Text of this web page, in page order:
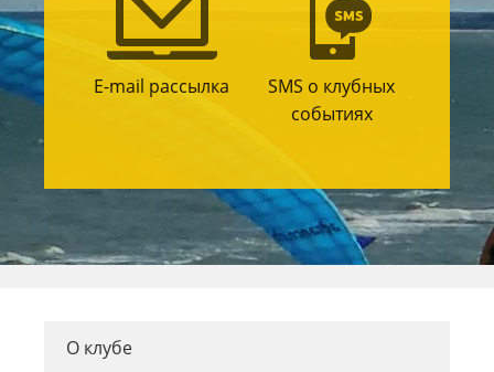
E-mail рассылка
SMS о клубных
событиях
О клубе